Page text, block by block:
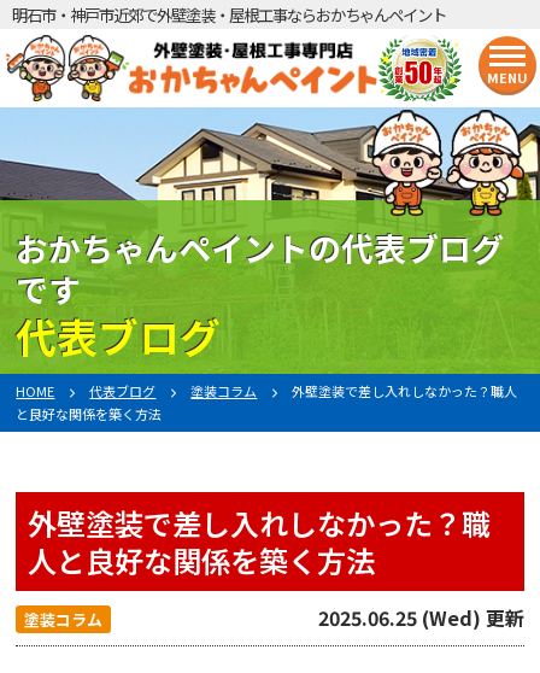
明石市・神戸市近郊で外壁塗装・屋根工事ならおかちゃんペイント
MENU
おかちゃんペイントの代表ブログ
です
代表ブログ
HOME 代表ブログ 塗装コラム
外壁塗装で差し入れしなかった？職人
と良好な関係を築く方法
外壁塗装で差し入れしなかった？職
人と良好な関係を築く方法
塗装コラム 2025.06.25 (Wed) 更新